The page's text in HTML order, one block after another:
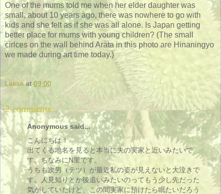
One of the mums told me when her elder daughter was
small, about 10 years ago, there was nowhere to go with
kids and she felt as if she was all alone. Is Japan getting
better place for mums with young children? (The small
cirlces on the wall behind Arata in this photo are Hinaningyo
we made during art time today.)
Laksa at 09:00
2 comments:
Anonymous said...
こんにちは！
出てくる地名を見ると本当に夫の実家と近いみたいで
す。ちなみにN里です。
うちも次男（テツ）が最近私の姿が見えないと大泣きで
す。人見知りとか後追いみたいのってもう少し先だった
気がしていたけど、この間実家に預けたら眠たいだろう